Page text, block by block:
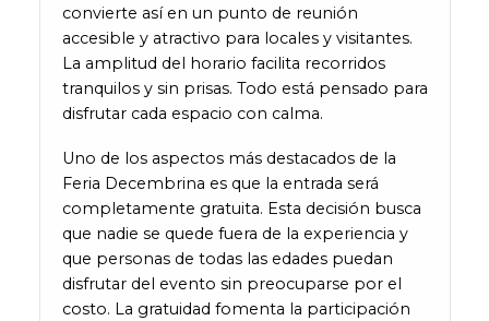
convierte así en un punto de reunión
accesible y atractivo para locales y visitantes.
La amplitud del horario facilita recorridos
tranquilos y sin prisas. Todo está pensado para
disfrutar cada espacio con calma.
Uno de los aspectos más destacados de la
Feria Decembrina es que la entrada será
completamente gratuita. Esta decisión busca
que nadie se quede fuera de la experiencia y
que personas de todas las edades puedan
disfrutar del evento sin preocuparse por el
costo. La gratuidad fomenta la participación